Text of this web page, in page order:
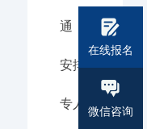
在线报名
微信咨询
通，
安排
专人